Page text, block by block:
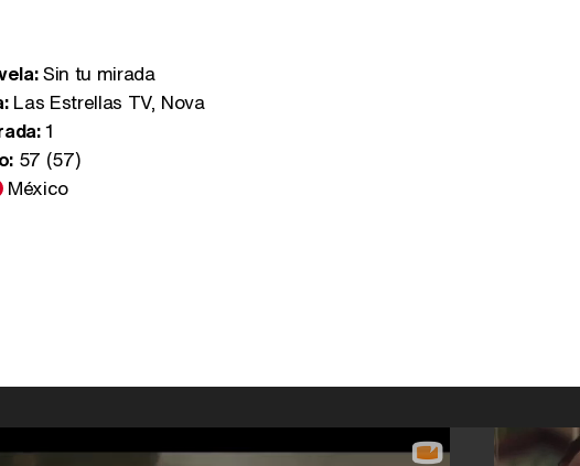
Sin tu mirada
Las Estrellas TV, Nova
1
57 (57)
México